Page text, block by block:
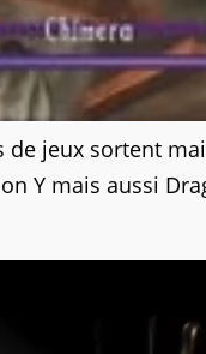
de jeux sortent
Y mais aussi